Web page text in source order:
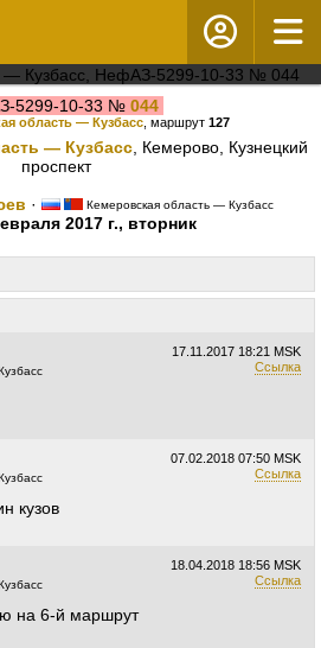
5299-10-33 № 044
область — Кузбасс , маршрут 127
— Кузбасс , Кемерово, Кузнецкий
проспект
· Кемеровская область — Кузбасс
2017 г., вторник
17.11.2017 18:21 MSK
Ссылка
07.02.2018 07:50 MSK
Ссылка
кузов
18.04.2018 18:56 MSK
Ссылка
на 6-й маршрут